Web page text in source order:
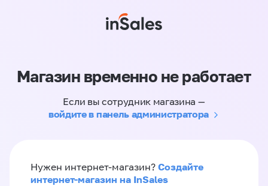
Магазин временно не работает
Если вы сотрудник магазина —
войдите в панель администратора
Нужен интернет-магазин? Создайте
интернет-магазин на InSales